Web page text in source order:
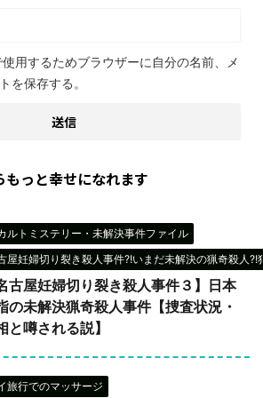
用するためブラウザーに自分の名前、メ
を保存する。
もっと幸せになれます
ルトミステリー・未解決事件ファイル
屋妊婦切り裂き殺人事件?!いまだ未解決の猟奇殺人
名古屋妊婦切り裂き殺人事件３】日本
の未解決猟奇殺人事件【捜査状況・
と噂される説】
旅行でのマッサージ